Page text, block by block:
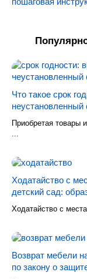
Что такое срок
неустановленный
Приобретая товары
...
Ходатайство с
детский сад:
Ходатайство с
Возврат мебели
по закону о